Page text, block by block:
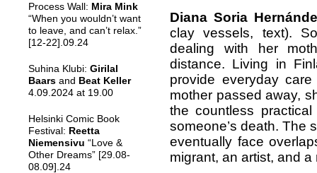
Process Wall: Mira Mink
“When you wouldn’t want
to leave, and can’t relax.”
[12-22].09.24
Suhina Klubi: Girilal
Baars and Beat Keller
4.09.2024 at 19.00
Helsinki Comic Book
Festival: Reetta
Niemensivu “Love &
Other Dreams” [29.08-
08.09].24
Diana Soria
clay vessels, text).
dealing with her
distance. Living in
provide everyday
mother passed away,
the countless
someone’s death. The
eventually face
migrant, an artist, and